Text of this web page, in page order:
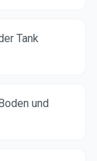
Tank
und